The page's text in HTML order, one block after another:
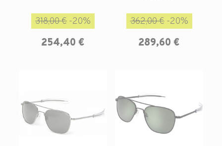
Prix de base
318,00 € -20%
254,40 €
Prix de base
362,00 €-20%
289,60 €